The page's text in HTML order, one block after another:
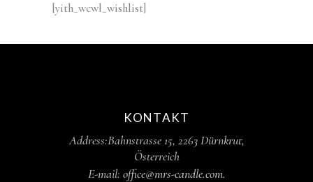
[yith_wcwl_wishlist]
KONTAKT
Address:Bahnstrasse 15, 2263 Dürnkrut,
Österreich
E-mail: office@mrs-candle.com.